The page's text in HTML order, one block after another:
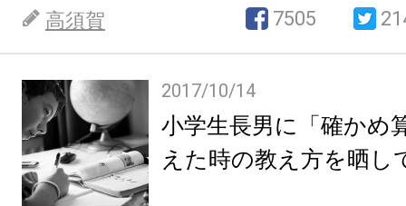
高須賀 7505
2017/10/14
小学生長男に「確かめ
えた時の教え方を晒し